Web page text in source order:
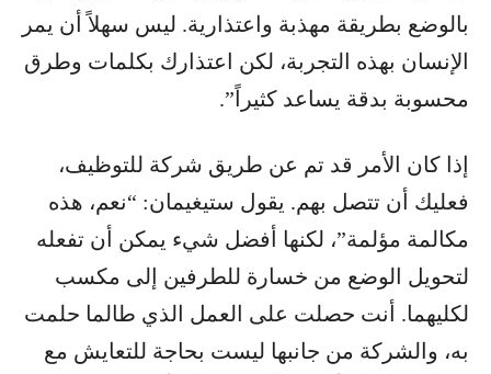
بالوضع بطريقة مهذبة واعتذارية. ليس سهلاً أن يمر
الإنسان بهذه التجربة، لكن اعتذارك بكلمات وطرق
محسوبة بدقة يساعد كثيراً”.
إذا كان الأمر قد تم عن طريق شركة للتوظيف،
فعليك أن تتصل بهم. يقول ستيغيمان: “نعم، هذه
مكالمة مؤلمة”، لكنها أفضل شيء يمكن أن تفعله
لتحويل الوضع من خسارة للطرفين إلى مكسب
لكليهما. أنت حصلت على العمل الذي طالما حلمت
به، والشركة من جانبها ليست بحاجة للتعايش مع